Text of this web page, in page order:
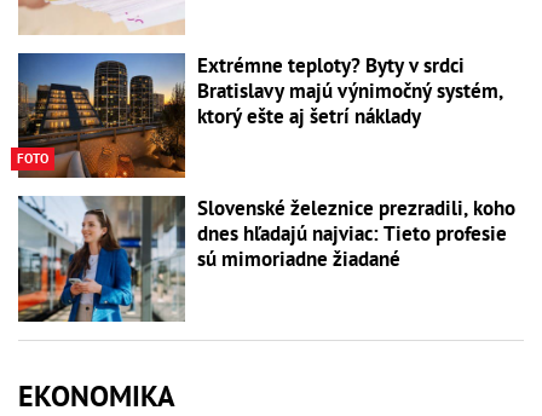
FOTO
Extrémne teploty? Byty v srdci
Bratislavy majú výnimočný systém,
ktorý ešte aj šetrí náklady
Slovenské železnice prezradili, koho
dnes hľadajú najviac: Tieto profesie
sú mimoriadne žiadané
EKONOMIKA